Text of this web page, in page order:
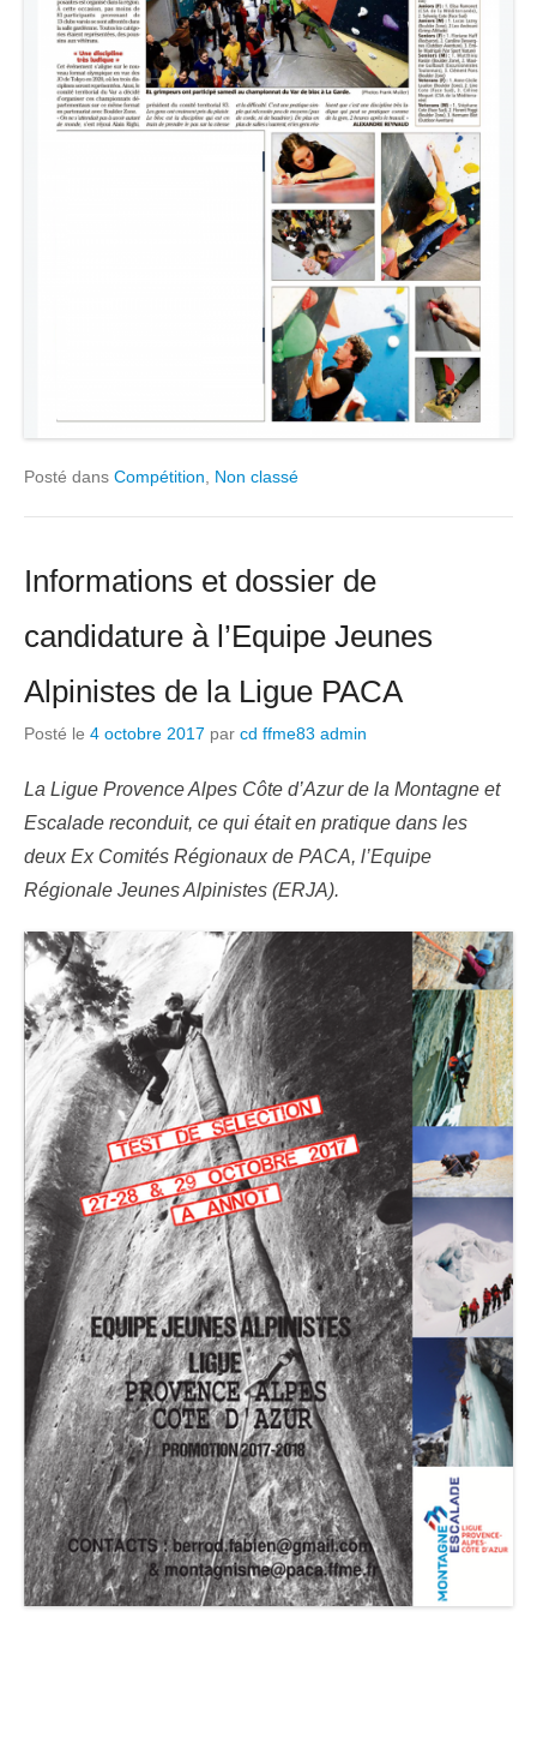
Posté dans Compétition, Non classé
Informations et dossier de
candidature à l’Equipe Jeunes
Alpinistes de la Ligue PACA
Posté le 4 octobre 2017 par cd ffme83 admin
La Ligue Provence Alpes Côte d’Azur de la Montagne et
Escalade reconduit, ce qui était en pratique dans les
deux Ex Comités Régionaux de PACA, l’Equipe
Régionale Jeunes Alpinistes (ERJA).